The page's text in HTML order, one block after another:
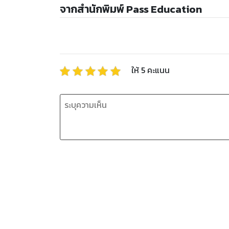
จากสำนักพิมพ์ Pass Education
ให้ 5 คะแนน